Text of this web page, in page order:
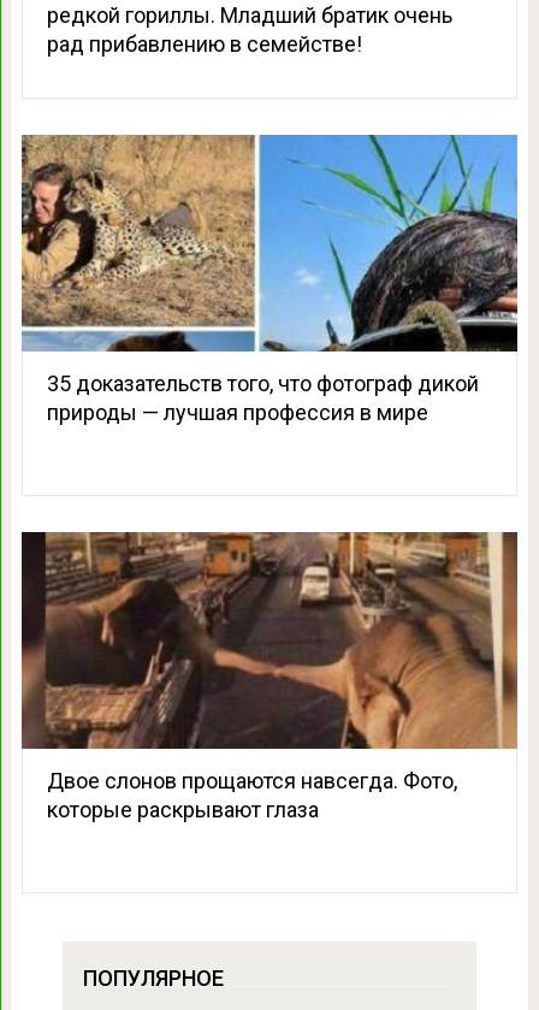
редкой гориллы. Младший братик очень
рад прибавлению в семействе!
35 доказательств того, что фотограф дикой
природы — лучшая профессия в мире
Двое слонов прощаются навсегда. Фото,
которые раскрывают глаза
ПОПУЛЯРНОЕ